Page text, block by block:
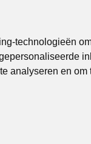
technologieën
analyseren en om
Noordoostpolder